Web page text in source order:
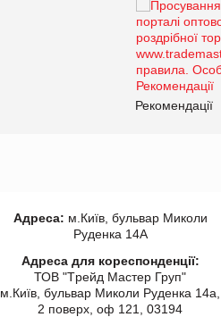
Рекомендації
Адреса: м.Київ, бульвар Миколи
Руденка 14А
Адреса для кореспонденції:
ТОВ "Tрейд Мастер Груп"
м.Київ, бульвар Миколи Руденка 14а,
2 поверх, оф 121, 03194